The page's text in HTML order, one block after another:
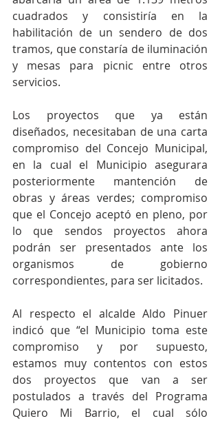
cuadrados y consistiría en la
habilitación de un sendero de dos
tramos, que constaría de iluminación
y mesas para picnic entre otros
servicios.
Los proyectos que ya están
diseñados, necesitaban de una carta
compromiso del Concejo Municipal,
en la cual el Municipio asegurara
posteriormente mantención de
obras y áreas verdes; compromiso
que el Concejo aceptó en pleno, por
lo que sendos proyectos ahora
podrán ser presentados ante los
organismos de gobierno
correspondientes, para ser licitados.
Al respecto el alcalde Aldo Pinuer
indicó que “el Municipio toma este
compromiso y por supuesto,
estamos muy contentos con estos
dos proyectos que van a ser
postulados a través del Programa
Quiero Mi Barrio, el cual sólo